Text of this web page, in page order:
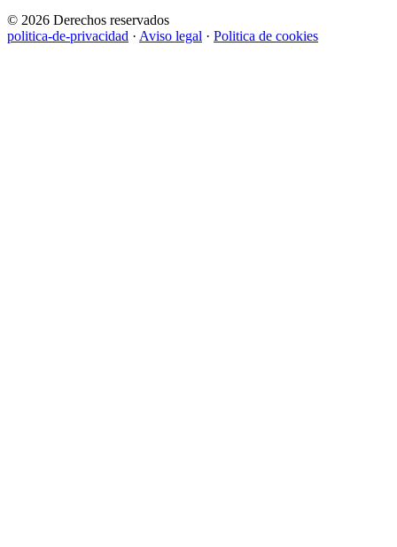
© 2026 Derechos reservados
politica-de-privacidad · Aviso legal · Politica de cookies